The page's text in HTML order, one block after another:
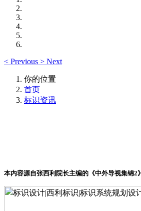
< Previous > Next
你的位置
首页
标识资讯
本内容源自张西利 院长主编的《中外导视集锦2》